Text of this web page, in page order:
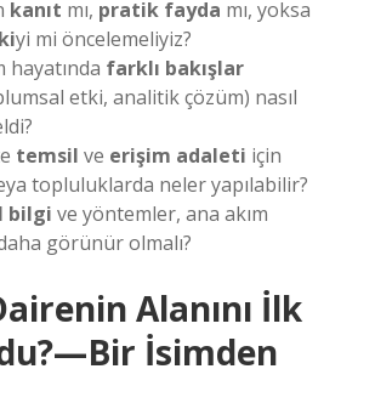
kanıt mı, pratik fayda mı, yoksa
yi mi öncelemeliyiz?
hayatında farklı bakışlar
etki, analitik çözüm) nasıl
temsil ve erişim adaleti için
topluluklarda neler yapılabilir?
bilgi ve yöntemler, ana akım
görünür olmalı?
Alanını İlk
İsimden